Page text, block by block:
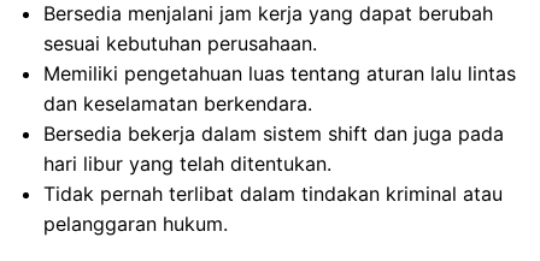
Bersedia menjalani jam kerja yang dapat berubah
sesuai kebutuhan perusahaan.
Memiliki pengetahuan luas tentang aturan lalu lintas
dan keselamatan berkendara.
Bersedia bekerja dalam sistem shift dan juga pada
hari libur yang telah ditentukan.
Tidak pernah terlibat dalam tindakan kriminal atau
pelanggaran hukum.